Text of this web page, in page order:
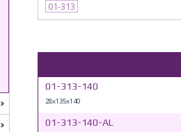
01-313
01-313-140
28x135x140
01-313-140-AL